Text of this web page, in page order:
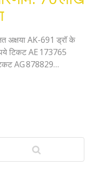
अक्षया AK-691 ड्रॉ के
टिकट AE 173765
AG 878829
प्रक्रिया और नियम भी